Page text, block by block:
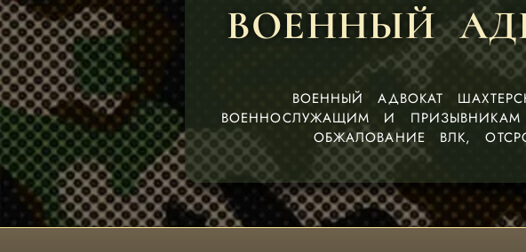
ВОЕННЫЙ
ВОЕННЫЙ АДВОКАТ
ВОЕННОСЛУЖАЩИМ И
ОБЖАЛОВАНИЕ ВЛК,